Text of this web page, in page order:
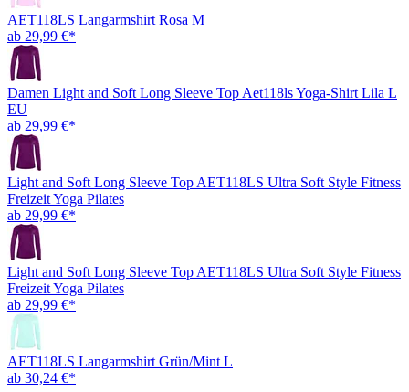
AET118LS Langarmshirt Rosa M
ab 29,99 €*
Damen Light and Soft Long Sleeve Top Aet118ls Yoga-Shirt Lila L
EU
ab 29,99 €*
Light and Soft Long Sleeve Top AET118LS Ultra Soft Style Fitness
Freizeit Yoga Pilates
ab 29,99 €*
Light and Soft Long Sleeve Top AET118LS Ultra Soft Style Fitness
Freizeit Yoga Pilates
ab 29,99 €*
AET118LS Langarmshirt Grün/Mint L
ab 30,24 €*